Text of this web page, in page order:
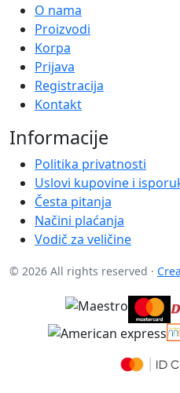
O nama
Proizvodi
Korpa
Prijava
Registracija
Kontakt
Informacije
Politika privatnosti
Uslovi kupovine i
Česta pitanja
Načini plaćanja
Vodič za veličine
© 2026 All rights reserved ·